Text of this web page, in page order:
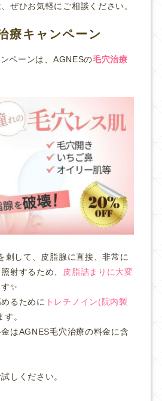
ぜひお気軽にご相談ください。
療キャンペーン
ペーンは、AGNESの毛穴治療
刺して、皮脂腺に直接、非常に
射するため、 皮脂詰まりに大変
✨
るために トレチノイン(院内製
す。
金はAGNES毛穴治療の料金に含
しください。